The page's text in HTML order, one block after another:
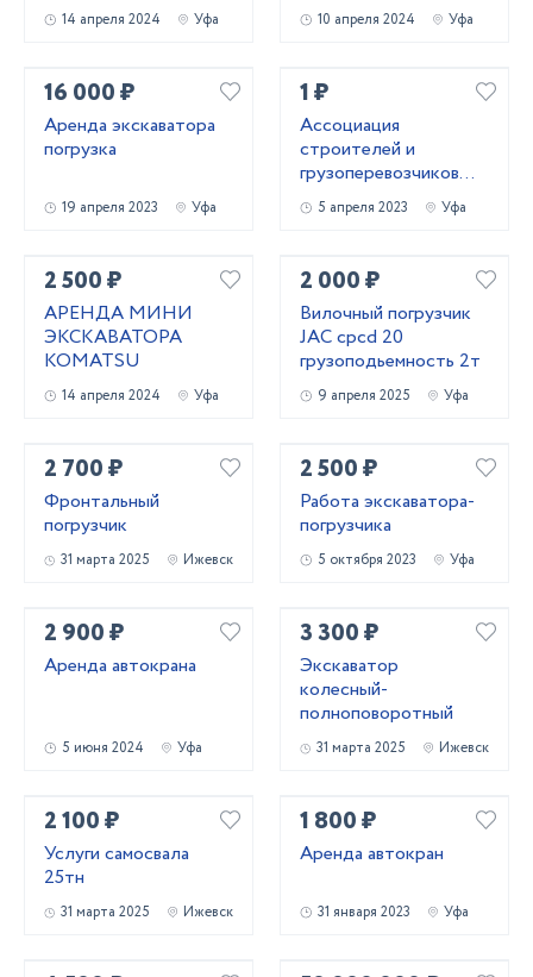
14 апреля 2024 Уфа 10 апреля 2024 Уфа
16 000 ₽
Аренда экскаватора
погрузка
19 апреля 2023 Уфа
1 ₽
Ассоциация
строителей и
грузоперевозчиков
предлагает
5 апреля 2023 Уфа
2 500 ₽
АРЕНДА МИНИ
ЭКСКАВАТОРА
KOMATSU
14 апреля 2024 Уфа
2 000 ₽
Вилочный погрузчик
JAC cpcd 20
грузоподьемность 2т
9 апреля 2025 Уфа
2 700 ₽
Фронтальный
погрузчик
31 марта 2025 Ижевск
2 500 ₽
Работа экскаватора-
погрузчика
5 октября 2023 Уфа
2 900 ₽
Аренда автокрана
5 июня 2024 Уфа
3 300 ₽
Экскаватор
колесный-
полноповоротный
31 марта 2025 Ижевск
2 100 ₽
Услуги самосвала
25тн
31 марта 2025 Ижевск
1 800 ₽
Аренда автокран
31 января 2023 Уфа